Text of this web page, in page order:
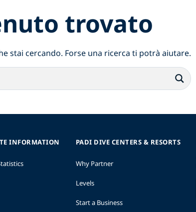
trovato
stai cercando. Forse una ricerca ti potrà aiutare.
INFORMATION PADI DIVE CENTERS & RESORTS
Why Partner
Levels
Start a Business